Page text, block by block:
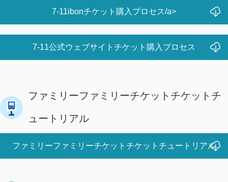
7-11ibonチケット購入プロセス/a>
7-11公式ウェブサイトチケット購入プロセス
ファミリーファミリーチケットチケットチ
ュートリアル
ファミリーファミリーチケットチケットチュートリアル